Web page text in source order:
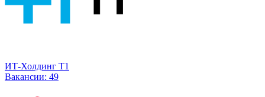
ИТ-Холдинг Т1
Вакансии: 49